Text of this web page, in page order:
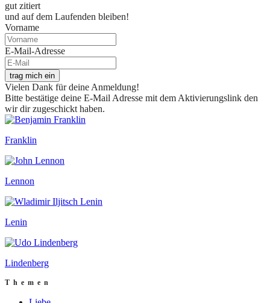
gut zitiert
und auf dem Laufenden bleiben!
Vorname
E-Mail-Adresse
trag mich ein
Vielen Dank für deine Anmeldung!
Bitte bestätige deine E-Mail Adresse mit dem Aktivierungslink den
wir dir zugeschickt haben.
Franklin
Lennon
Lenin
Lindenberg
Themen